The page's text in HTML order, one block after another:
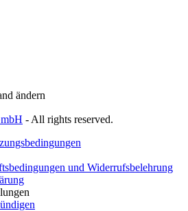
ändern
- All rights reserved.
und Widerrufsbelehrung